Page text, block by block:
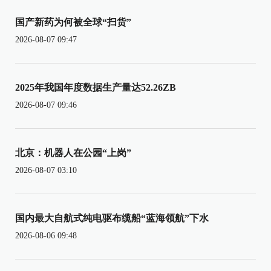
国产新药为何被全球“扫货”
2026-08-07 09:47
2025年我国年度数据生产量达52.26ZB
2026-08-07 09:46
北京：机器人在公园“上岗”
2026-08-07 03:10
国内最大自航式纯电驱布缆船“蓝海领航”下水
2026-08-06 09:48